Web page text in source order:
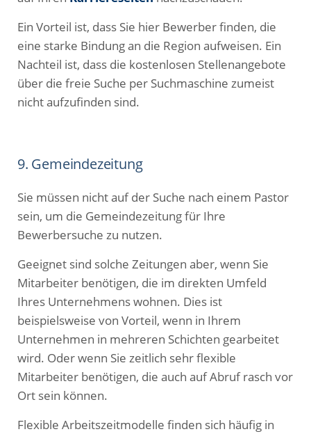
Ein Vorteil ist, dass Sie hier Bewerber finden, die
eine starke Bindung an die Region aufweisen. Ein
Nachteil ist, dass die kostenlosen Stellenangebote
über die freie Suche per Suchmaschine zumeist
nicht aufzufinden sind.
9. Gemeindezeitung
Sie müssen nicht auf der Suche nach einem Pastor
sein, um die Gemeindezeitung für Ihre
Bewerbersuche zu nutzen.
Geeignet sind solche Zeitungen aber, wenn Sie
Mitarbeiter benötigen, die im direkten Umfeld
Ihres Unternehmens wohnen. Dies ist
beispielsweise von Vorteil, wenn in Ihrem
Unternehmen in mehreren Schichten gearbeitet
wird. Oder wenn Sie zeitlich sehr flexible
Mitarbeiter benötigen, die auch auf Abruf rasch vor
Ort sein können.
Flexible Arbeitszeitmodelle finden sich häufig in